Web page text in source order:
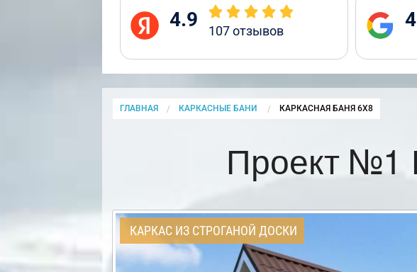
4.9 107отзывов
ГЛАВНАЯ КАРКАСНЫЕ БАНИ CURRENT:
КАРКАСНАЯ БАНЯ 6Х8
Проект №1
КАРКАС ИЗ СТРОГАНОЙ ДОСКИ